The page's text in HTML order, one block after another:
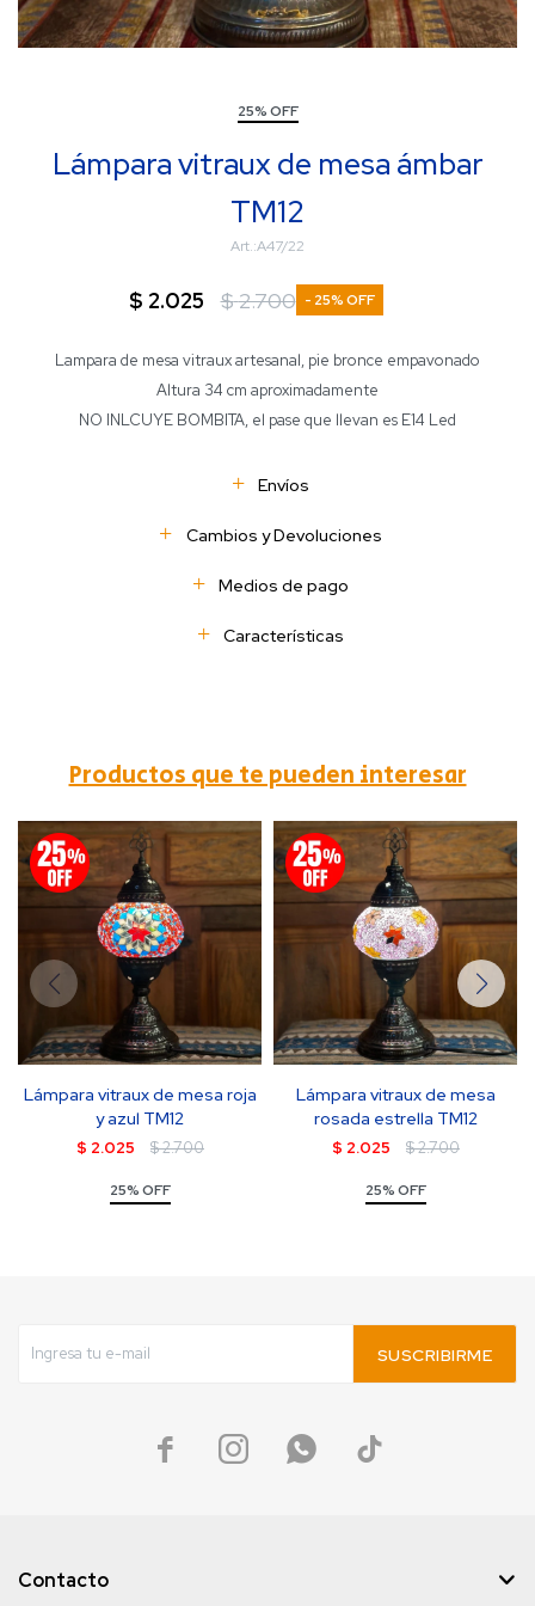
25% OFF
Lámpara vitraux de mesa ámbar
TM12
A47/22
$ 2.025 $2.700 25
Lampara de mesa vitraux artesanal, pie bronce empavonado
Altura 34 cm aproximadamente
NO INLCUYE BOMBITA, el pase que llevan es E14 Led
Envíos
Cambios y Devoluciones
Medios de pago
Características
Productos que te pueden interesar
Lámpara vitraux de mesa roja
y azul TM12
$ 2.025 $2.700
25% OFF
Lámpara vitraux de mesa
rosada estrella TM12
$ 2.025 $2.700
25% OFF
SUSCRIBIRME
   
Contacto